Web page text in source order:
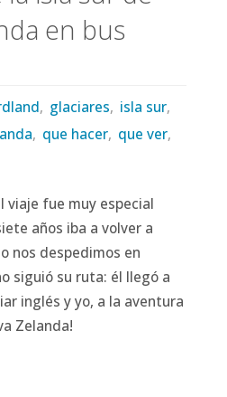
en bus
, glaciares, isla sur,
, que hacer, que ver,
viaje fue muy especial
años iba a volver a
nos despedimos en
siguió su ruta: él llegó a
inglés y yo, a la aventura
Zelanda!